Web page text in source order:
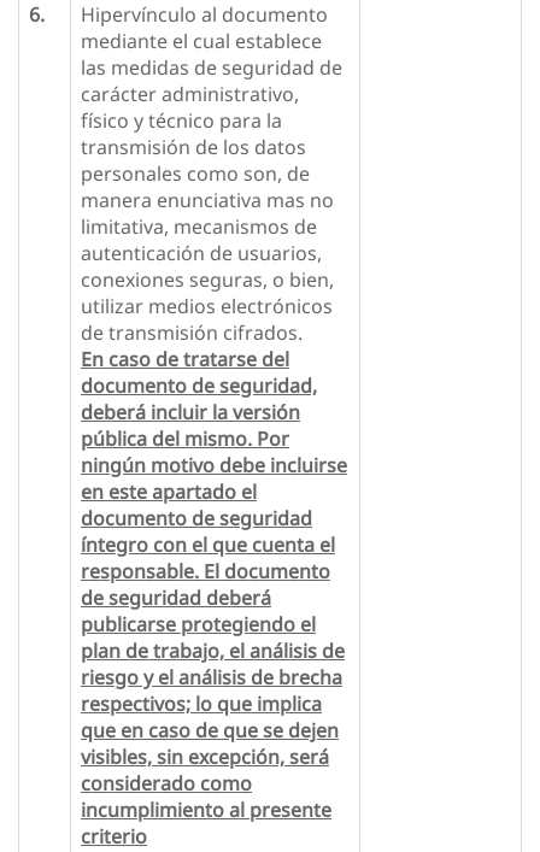
6.
Hipervínculo al documento
mediante el cual establece
las medidas de seguridad de
carácter administrativo,
físico y técnico para la
transmisión de los datos
personales como son, de
manera enunciativa mas no
limitativa, mecanismos de
autenticación de usuarios,
conexiones seguras, o bien,
utilizar medios electrónicos
de transmisión cifrados.
En caso de tratarse del
documento de seguridad,
deberá incluir la versión
pública del mismo. Por
ningún motivo debe incluirse
en este apartado el
documento de seguridad
íntegro con el que cuenta el
responsable. El documento
de seguridad deberá
publicarse protegiendo el
plan de trabajo, el análisis de
riesgo y el análisis de brecha
respectivos; lo que implica
que en caso de que se dejen
visibles, sin excepción, será
considerado como
incumplimiento al presente
criterio